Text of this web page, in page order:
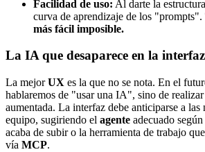
Facilidad de uso: Al darte la
curva de aprendizaje de los "prompts".
más fácil imposible.
La IA que desaparece en la interfaz
La mejorUX es la que no se nota. En el
hablaremos de "usar una IA", sino de realizar
aumentada. La interfaz debe anticiparse a las
equipo, sugiriendo el agente adecuado
acaba de subir o la herramienta de trabajo
vía MCP.